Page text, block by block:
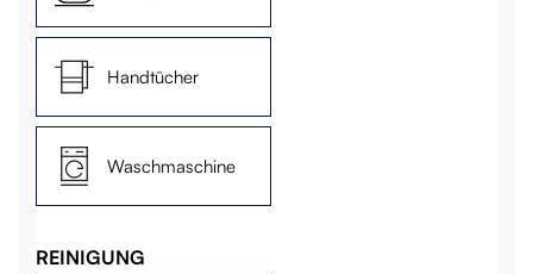
Handtücher
Waschmaschine
REINIGUNG